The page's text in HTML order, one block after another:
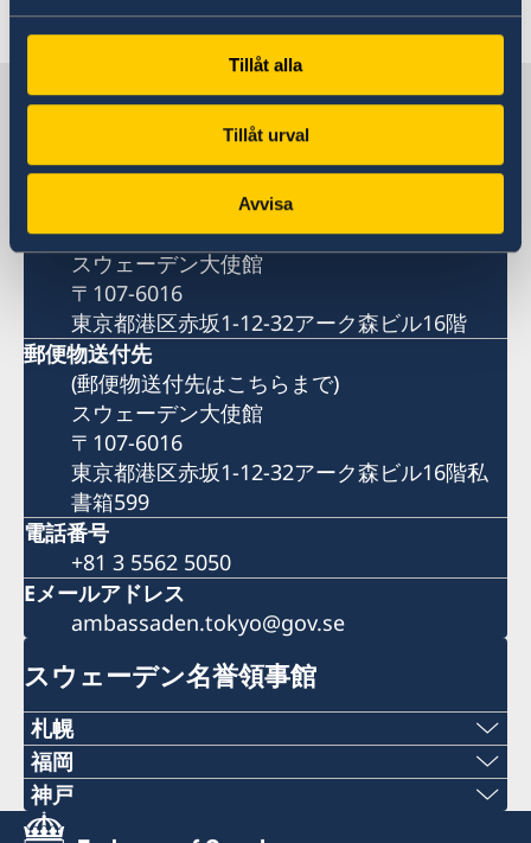
Tillåt alla
Tillåt urval
Avvisa
日本の中のスウェーデン
スウェーデン大使館
住所
スウェーデン大使館
〒107-6016
東京都港区赤坂1-12-32アーク森ビル16階
郵便物送付先
(郵便物送付先はこちらまで)
スウェーデン大使館
〒107-6016
東京都港区赤坂1-12-32アーク森ビル16階私
書箱599
電話番号
+81 3 5562 5050
Eメールアドレス
ambassaden.tokyo@gov.se
スウェーデン名誉領事館
札幌
〒060-0807 札幌市北区北7条西1丁目2-6 NCO
札幌14階 デラバル株式会社内
福岡
Phone numbers
神戸
Phone numbers